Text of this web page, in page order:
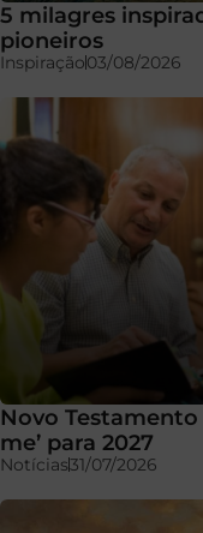
5 milagres
pioneiros
Inspiração03/08/2026
Novo Testamento
me’ para 2027
Notícias31/07/2026